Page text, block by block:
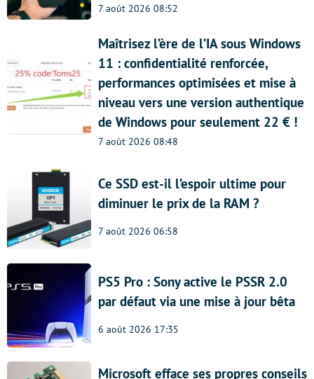
7 août 2026 08:52
Maîtrisez l’ère de l’IA sous Windows
11 : confidentialité renforcée,
performances optimisées et mise à
niveau vers une version authentique
de Windows pour seulement 22 € !
7 août 2026 08:48
Ce SSD est-il l’espoir ultime pour
diminuer le prix de la RAM ?
7 août 2026 06:58
PS5 Pro : Sony active le PSSR 2.0
par défaut via une mise à jour bêta
6 août 2026 17:35
Microsoft efface ses propres conseils